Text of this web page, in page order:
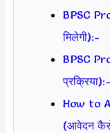
BPSC
मिलेगी):-
BPSC
प्रक्रिया):-
How to
(आवेदन